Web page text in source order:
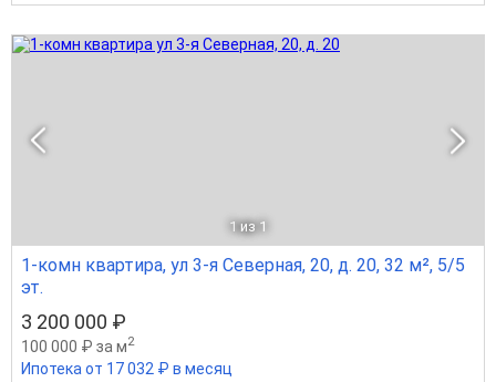
1 из 1
1-комн квартира, ул 3-я Северная, 20, д. 20, 32 м², 5/5
эт.
3 200 000 ₽
100 000 ₽ за м2
Ипотека от 17 032 ₽ в месяц